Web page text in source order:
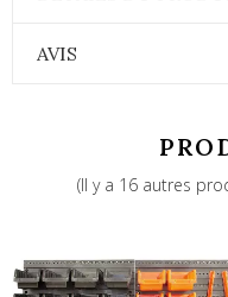
AVIS
(Il y a 16 autres